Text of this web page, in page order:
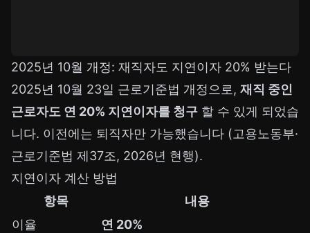
2025년 10월 개정: 재직자도 지연이자 20% 받는다
2025년 10월 23일 근로기준법 개정으로, 재직 중인
근로자도 연 20% 지연이자를 청구 할 수 있게 되었습
니다. 이전에는 퇴직자만 가능했습니다 (고용노동부·
근로기준법 제37조, 2026년 현행).
지연이자 계산 방법
항목
내용
이율
연 20%